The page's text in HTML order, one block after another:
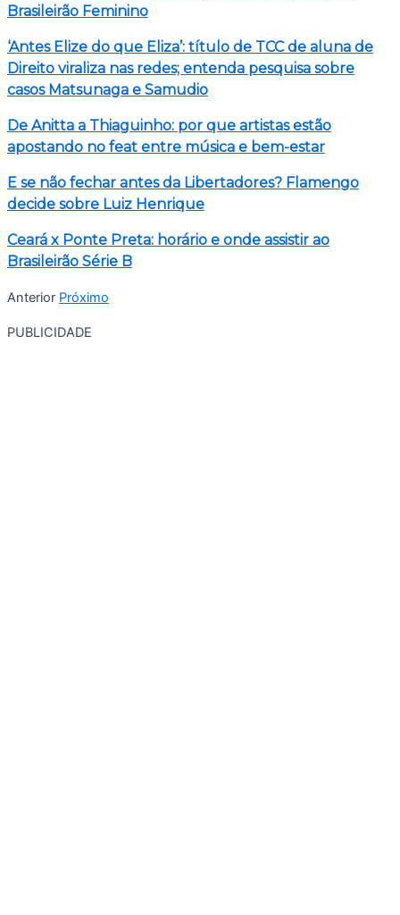
Brasileirão Feminino
‘Antes Elize do que Eliza’: título de TCC de aluna de
Direito viraliza nas redes; entenda pesquisa sobre
casos Matsunaga e Samudio
De Anitta a Thiaguinho: por que artistas estão
apostando no feat entre música e bem-estar
E se não fechar antes da Libertadores? Flamengo
decide sobre Luiz Henrique
Ceará x Ponte Preta: horário e onde assistir ao
Brasileirão Série B
Anterior Próximo
PUBLICIDADE